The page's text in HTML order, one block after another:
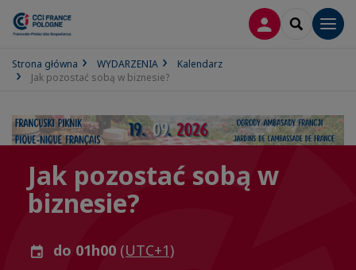
LOGOWANIE
SEARCH
Strona główna WYDARZENIA
Kalendarz
Jak pozostać sobą w biznesie?
Jak pozostać sobą w
biznesie?
do 01h00 (UTC+1)